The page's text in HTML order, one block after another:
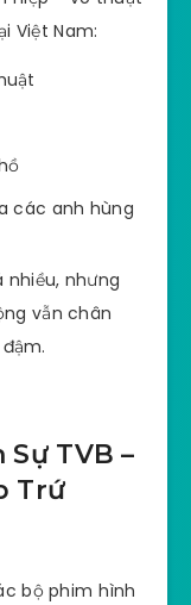
Việt Nam:
các anh hùng
nhiều, nhưng
vẫn chân
TVB –
Trứ
bộ phim hình